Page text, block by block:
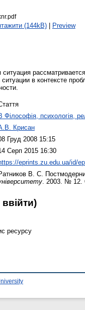
(144kB)| Preview
ситуация
в контексте
Філософія, психологія,
Крисан
Груд 2008 15:15
Серп 2015 16:30
eprints.zu.edu.ua/id/
В. С.
. 2003. № 12.
ввійти)
ресурсу